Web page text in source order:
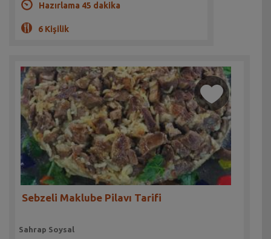
Hazırlama 45 dakika
6 Kişilik
Sebzeli Maklube Pilavı Tarifi
Sahrap Soysal